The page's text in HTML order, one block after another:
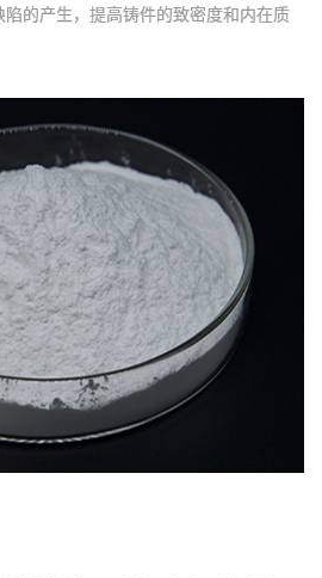
的产生，提高铸件的致密度和内在质